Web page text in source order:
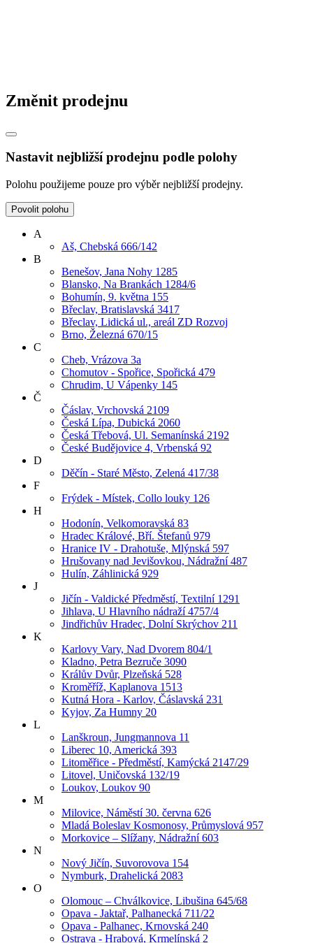
Změnit prodejnu
Nastavit nejbližší prodejnu podle polohy
Polohu použijeme pouze pro výběr nejbližší prodejny.
Povolit polohu
A
Aš, Chebská 666/142
B
Benešov, Jana Nohy 1285
Blansko, Na Brankách 1284/6
Bohumín, 9. května 155
Břeclav, Bratislavská 3417
Břeclav, Lidická ul., areál ZD Rozvoj
Brno, Železná 670/15
C
Cheb, Vrázova 3a
Chomutov - Spořice, Spořická 479
Chrudim, U Vápenky 145
Č
Čáslav, Vrchovská 2109
Česká Lípa, Dubická 2060
Česká Třebová, Ul. Semanínská 2192
České Budějovice 4, Vrbenská 92
D
Děčín - Staré Město, Zelená 417/38
F
Frýdek - Místek, Collo louky 126
H
Hodonín, Velkomoravská 83
Hradec Králové, Bří. Štefanů 979
Hranice IV - Drahotuše, Mlýnská 597
Hrušovany nad Jevišovkou, Nádražní 487
Hulín, Záhlinická 929
J
Jičín - Valdické Předměstí, Textilní 1291
Jihlava, U Hlavního nádraží 4757/4
Jindřichův Hradec, Dolní Skrýchov 211
K
Karlovy Vary, Nad Dvorem 804/1
Kladno, Petra Bezruče 3090
Králův Dvůr, Plzeňská 528
Kroměříž, Kaplanova 1513
Kutná Hora - Karlov, Čáslavská 231
Kyjov, Za Humny 20
L
Lanškroun, Jungmannova 11
Liberec 10, Americká 393
Litoměřice - Předměstí, Kamýcká 2147/29
Litovel, Uničovská 132/19
Loukov, Loukov 90
M
Milovice, Náměstí 30. června 626
Mladá Boleslav Kosmonosy, Průmyslová 957
Morkovice – Slížany, Nádražní 603
N
Nový Jičín, Suvorovova 154
Nymburk, Drahelická 2083
O
Olomouc – Chválkovice, Libušina 645/68
Opava - Jaktař, Palhanecká 711/22
Opava - Palhanec, Krnovská 240
Ostrava - Hrabová, Krmelínská 2